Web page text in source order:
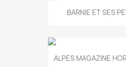
BARNIE ET SES
ALPES MAGAZINE